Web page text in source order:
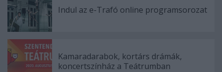
Indul az e-Trafó online programsorozat
Kamaradarabok, kortárs drámák,
koncertszínház a Teátrumban